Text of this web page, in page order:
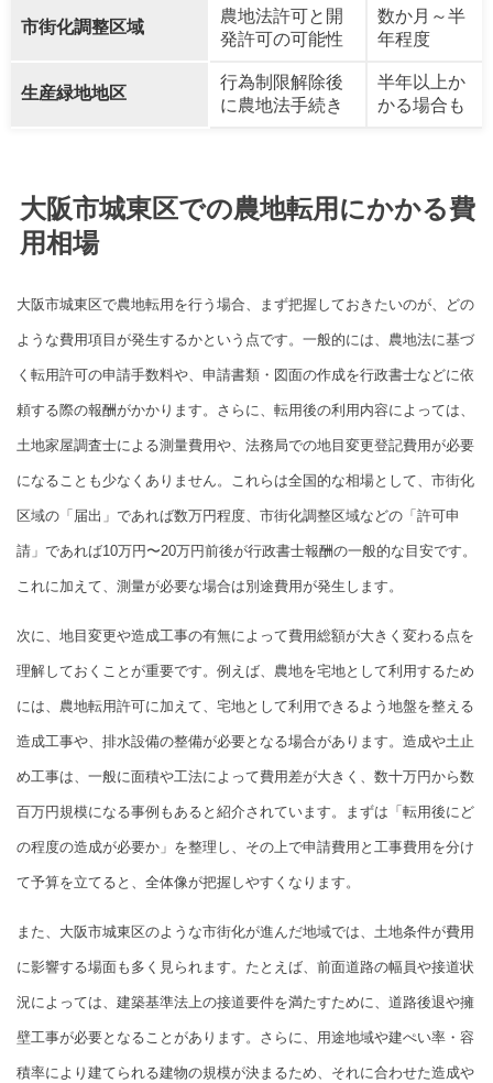
市街化調整区域
農地法許可と開
発許可の可能性
数か月～半
年程度
生産緑地地区
行為制限解除後
に農地法手続き
半年以上か
かる場合も
大阪市城東区での農地転用にかかる費
用相場
大阪市城東区で農地転用を行う場合、まず把握しておきたいのが、どの
ような費用項目が発生するかという点です。一般的には、農地法に基づ
く転用許可の申請手数料や、申請書類・図面の作成を行政書士などに依
頼する際の報酬がかかります。さらに、転用後の利用内容によっては、
土地家屋調査士による測量費用や、法務局での地目変更登記費用が必要
になることも少なくありません。これらは全国的な相場として、市街化
区域の「届出」であれば数万円程度、市街化調整区域などの「許可申
請」であれば10万円〜20万円前後が行政書士報酬の一般的な目安です。
これに加えて、測量が必要な場合は別途費用が発生します。
次に、地目変更や造成工事の有無によって費用総額が大きく変わる点を
理解しておくことが重要です。例えば、農地を宅地として利用するため
には、農地転用許可に加えて、宅地として利用できるよう地盤を整える
造成工事や、排水設備の整備が必要となる場合があります。造成や土止
め工事は、一般に面積や工法によって費用差が大きく、数十万円から数
百万円規模になる事例もあると紹介されています。まずは「転用後にど
の程度の造成が必要か」を整理し、その上で申請費用と工事費用を分け
て予算を立てると、全体像が把握しやすくなります。
また、大阪市城東区のような市街化が進んだ地域では、土地条件が費用
に影響する場面も多く見られます。たとえば、前面道路の幅員や接道状
況によっては、建築基準法上の接道要件を満たすために、道路後退や擁
壁工事が必要となることがあります。さらに、用途地域や建ぺい率・容
積率により建てられる建物の規模が決まるため、それに合わせた造成や